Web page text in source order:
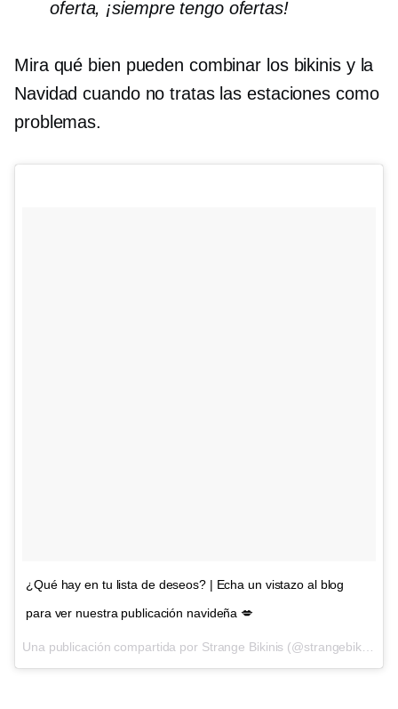
oferta, ¡siempre tengo ofertas!
Mira qué bien pueden combinar los bikinis y la
Navidad cuando no tratas las estaciones como
problemas.
¿Qué hay en tu lista de deseos? | Echa un vistazo al blog
para ver nuestra publicación navideña 💋